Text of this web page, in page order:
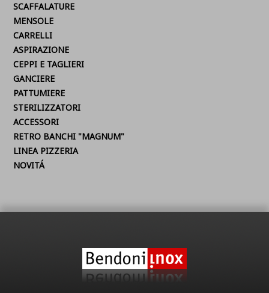
SCAFFALATURE
MENSOLE
CARRELLI
ASPIRAZIONE
CEPPI E TAGLIERI
GANCIERE
PATTUMIERE
STERILIZZATORI
ACCESSORI
RETRO BANCHI "MAGNUM"
LINEA PIZZERIA
NOVITÁ